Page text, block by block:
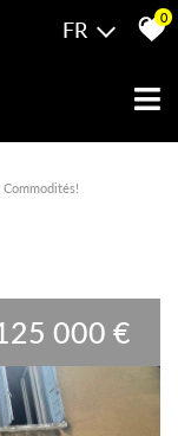
FR 0
000 €